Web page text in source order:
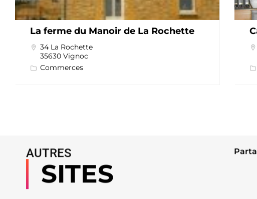
La ferme du Manoir de La Rochette
34 La Rochette
35630 Vignoc
Commerces
AUTRES
SITES